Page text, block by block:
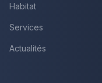
Habitat
Services
Actualités